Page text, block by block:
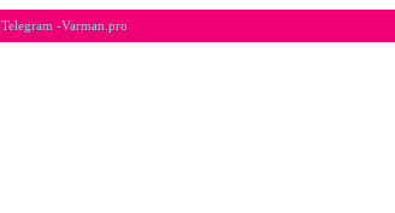
Telegram -Varman.pro